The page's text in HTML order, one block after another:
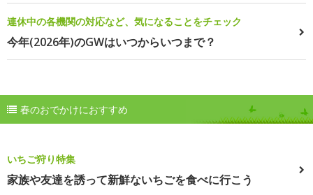
連休中の各機関の対応など、気になることをチェック
今年(2026年)のGWはいつからいつまで？
春のおでかけにおすすめ
いちご狩り特集
家族や友達を誘って新鮮ないちごを食べに行こう